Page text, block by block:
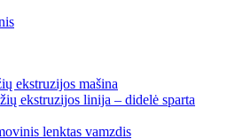
ekstruzijos mašina
ekstruzijos linija – didelė sparta
lenktas vamzdis